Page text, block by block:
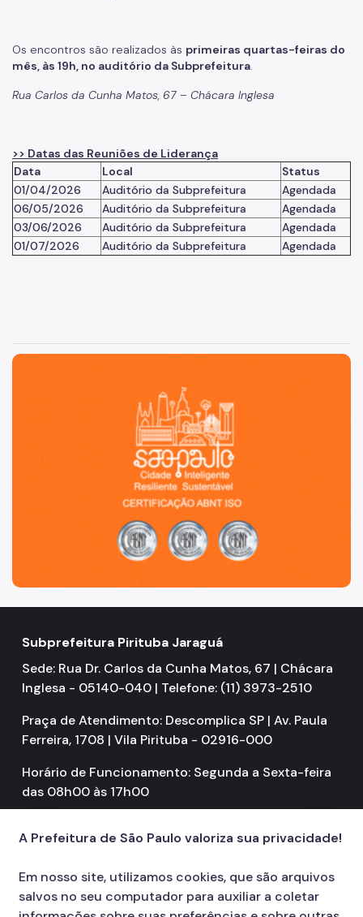
Os encontros são realizados às primeiras quartas-feiras do
mês, às 19h, no auditório da Subprefeitura.
Rua Carlos da Cunha Matos, 67 – Chácara Inglesa
>> Datas das Reuniões de Liderança
Data
Local
Status
01/04/2026
Auditório da Subprefeitura
Agendada
06/05/2026
Auditório da Subprefeitura
Agendada
03/06/2026
Auditório da Subprefeitura
Agendada
01/07/2026
Auditório da Subprefeitura Agendada
São Paulo, cidade inteligente, resiliente e sustentável
Subprefeitura Pirituba Jaraguá
Sede: Rua Dr. Carlos da Cunha Matos, 67 | Chácara
Inglesa - 05140-040 | Telefone: (11) 3973-2510
Praça de Atendimento: Descomplica SP | Av. Paula
Ferreira, 1708 | Vila Pirituba - 02916-000
Horário de Funcionamento: Segunda a Sexta-feira
das 08h00 às 17h00
A Prefeitura de São Paulo valoriza sua privacidade!
Em nosso site, utilizamos cookies, que são arquivos
salvos no seu computador para auxiliar a coletar